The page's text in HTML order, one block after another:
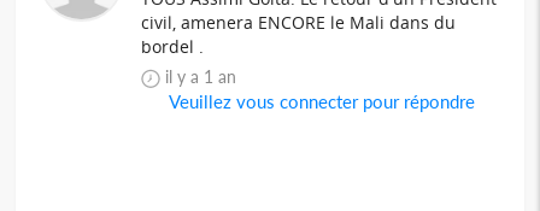
civil, amenera ENCORE le Mali dans du
bordel .
il y a 1 an
Veuillez vous connecter pour répondre